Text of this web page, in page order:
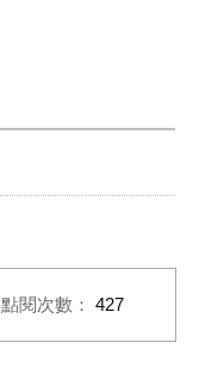
點閱次數： 427